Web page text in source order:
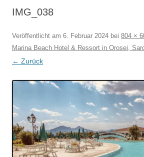
IMG_038
Veröffentlicht am 6. Februar 2024 bei 804 ×
Marina Beach Hotel & Ressort in Orosei,
← Zurück